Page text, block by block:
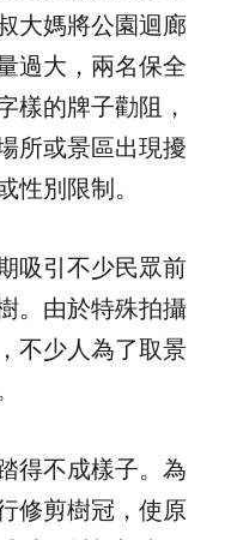
大媽將公園迴廊
過大，兩名保全
樣的牌子勸阻，
所或景區出現擾
性別限制。
吸引不少民眾前
。由於特殊拍攝
不少人為了取景
得不成樣子。為
修剪樹冠，使原